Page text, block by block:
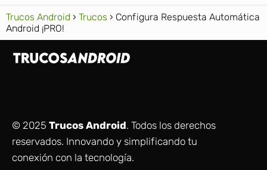
Trucos Android Trucos
Configura Respuesta Automática
Android ¡PRO!
© 2025 Trucos Android. Todos los derechos
reservados. Innovando y simplificando tu
conexión con la tecnología.